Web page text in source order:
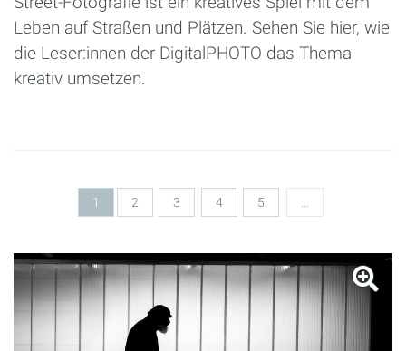
Leben auf Straßen und Plätzen. Sehen Sie hier, wie
die Leser:innen der DigitalPHOTO das Thema
kreativ umsetzen.
1 2 3 4 5